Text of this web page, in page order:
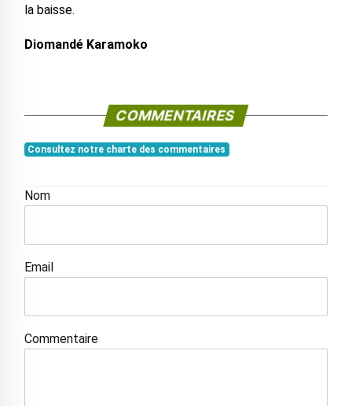
la baisse.
Diomandé Karamoko
COMMENTAIRES
Consultez notre charte des commentaires
Nom
Email
Commentaire